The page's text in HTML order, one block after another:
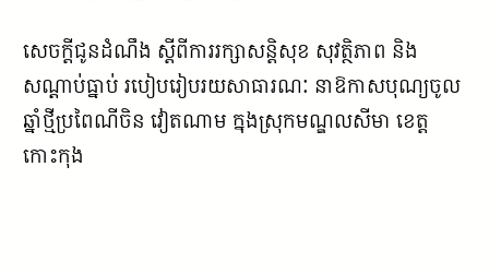
សេចក្តីជូនដំណឹង ស្តីពីការរក្សាសន្តិសុខ សុវត្ថិភាព និង
សណ្តាប់ធ្នាប់ របៀបរៀបរយសាធារណៈ នាឱកាសបុណ្យចូល
ឆ្នាំថ្មីប្រពៃណីចិន វៀតណាម ក្នុងស្រុកមណ្ឌលសីមា ខេត្ត
កោះកុង